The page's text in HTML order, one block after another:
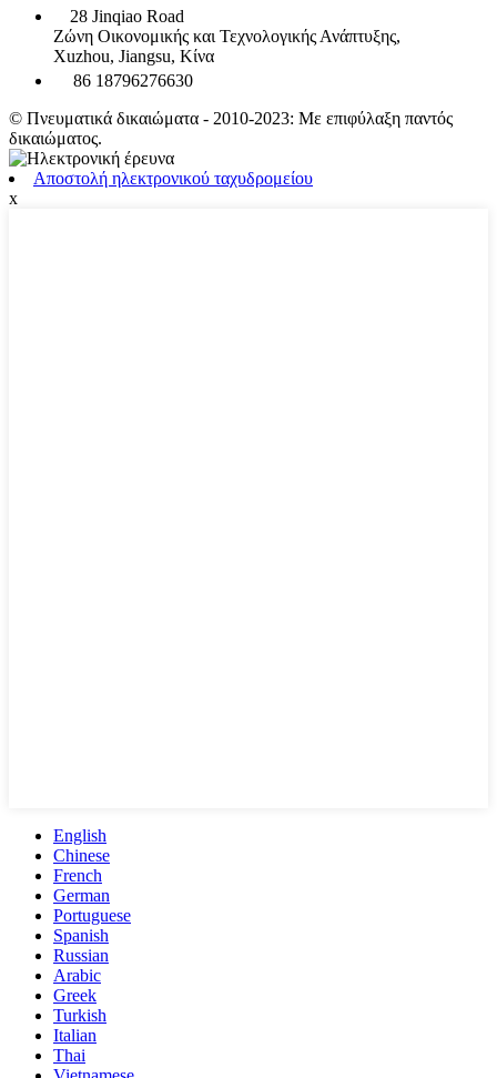
28 Jinqiao Road
Ζώνη Οικονομικής και Τεχνολογικής Ανάπτυξης,
Xuzhou, Jiangsu, Κίνα
86 18796276630
© Πνευματικά δικαιώματα - 2010-2023: Με επιφύλαξη παντός
δικαιώματος.
Αποστολή ηλεκτρονικού ταχυδρομείου
x
English
Chinese
French
German
Portuguese
Spanish
Russian
Arabic
Greek
Turkish
Italian
Thai